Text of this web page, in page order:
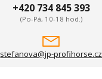
+420 734 845 393
(Po-Pá, 10-18 hod.)
stefanova@jp-profihorse.cz